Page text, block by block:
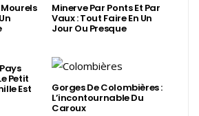
Minerve Par Ponts Et Par
Vaux : Tout Faire En Un
Jour Ou Presque
Petit
Est Gorges De Colombières :
L’incontournable Du
Caroux